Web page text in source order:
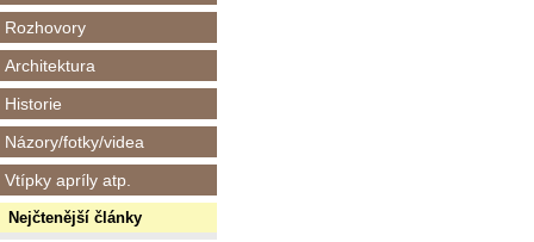
Rozhovory
Architektura
Historie
Názory/fotky/videa
Vtípky apríly atp.
Nejčtenější články